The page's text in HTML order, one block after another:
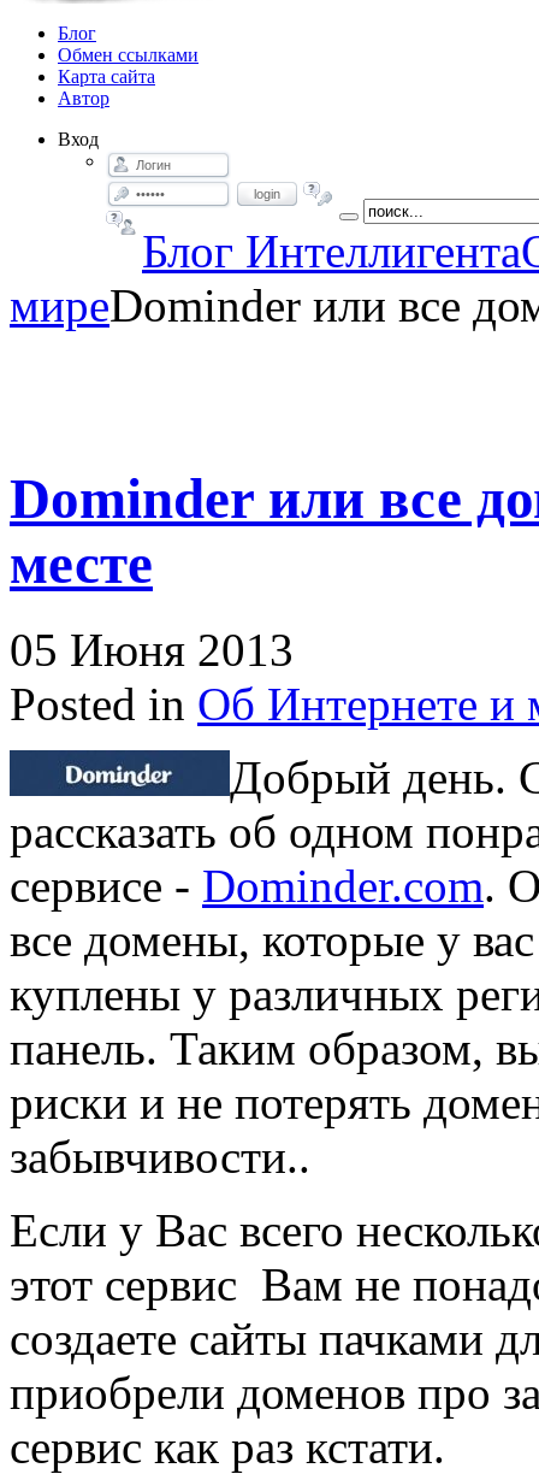
Блог
Обмен ссылками
Карта сайта
Автор
Вход
login
Блог Интеллигента
миреDominder или все
Dominder или все
месте
05 Июня 2013
Posted in Об Интернете и
Добрый день.
рассказать об одном
сервисе - Dominder.com.
все домены, которые у
куплены у различных
панель. Таким образом,
риски и не потерять
забывчивости..
Если у Вас всего
этот сервис Вам не
создаете сайты пачками
приобрели доменов про
сервис как раз кстати.